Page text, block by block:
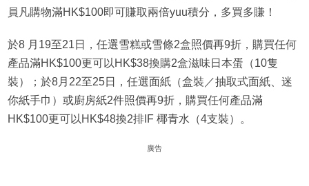
員凡購物滿HK$100即可賺取兩倍yuu積分，多買多賺！
於8 月19至21日，任選雪糕或雪條2盒照價再9折，購買任何
產品滿HK$100更可以HK$38換購2盒滋味日本蛋（10隻
裝）；於8月22至25日，任選面紙（盒裝／抽取式面紙、迷
你紙手巾）或廚房紙2件照價再9折，購買任何產品滿
HK$100更可以HK$48換2排IF 椰青水（4支裝）。
廣告